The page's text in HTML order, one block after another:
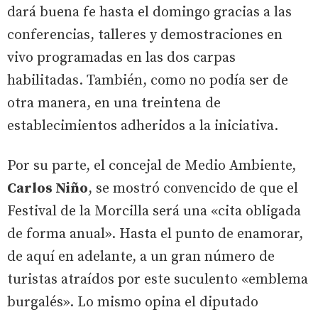
dará buena fe hasta el domingo gracias a las
conferencias, talleres y demostraciones en
vivo programadas en las dos carpas
habilitadas. También, como no podía ser de
otra manera, en una treintena de
establecimientos adheridos a la iniciativa.
Por su parte, el concejal de Medio Ambiente,
Carlos Niño, se mostró convencido de que el
Festival de la Morcilla será una «cita obligada
de forma anual». Hasta el punto de enamorar,
de aquí en adelante, a un gran número de
turistas atraídos por este suculento «emblema
burgalés». Lo mismo opina el diputado